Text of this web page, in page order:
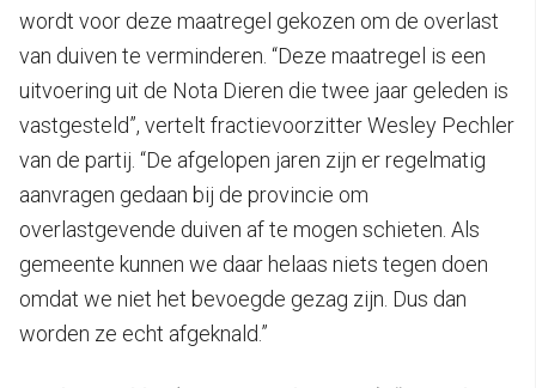
wordt voor deze maatregel gekozen om de overlast
van duiven te verminderen. “Deze maatregel is een
uitvoering uit de Nota Dieren die twee jaar geleden is
vastgesteld”, vertelt fractievoorzitter Wesley Pechler
van de partij. “De afgelopen jaren zijn er regelmatig
aanvragen gedaan bij de provincie om
overlastgevende duiven af te mogen schieten. Als
gemeente kunnen we daar helaas niets tegen doen
omdat we niet het bevoegde gezag zijn. Dus dan
worden ze echt afgeknald.”